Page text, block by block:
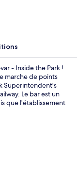
- Inside the Park !
marche de points
Superintendent's
Le bar est un
que l'établissement
déjeuner, le
également à
et de Sentier
pas d'éloges en ce